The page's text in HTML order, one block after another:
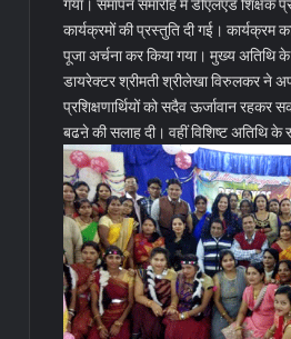
कार्यक्रमों की प्रस्तुति दी गई। कार्यक्रम
पूजा अर्चना कर किया गया। मुख्य अतिथि के
डायरेक्टर श्रीमती श्रीलेखा विरुलकर ने
प्रशिक्षणार्थियों को सदैव ऊर्जावान
बढऩे की सलाह दी।वहीं विशिष्ट अतिथि के